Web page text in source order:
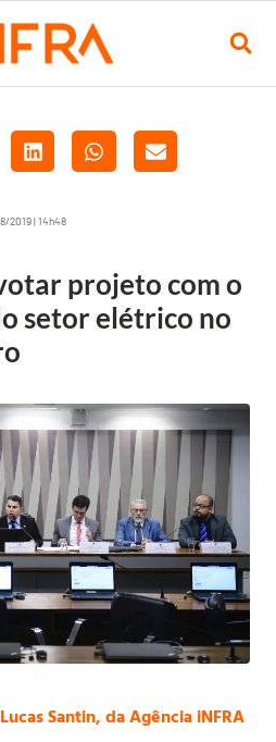
2019 | 14h48
projeto com o
setor elétrico no
Lucas Santin, da Agência iNFRA